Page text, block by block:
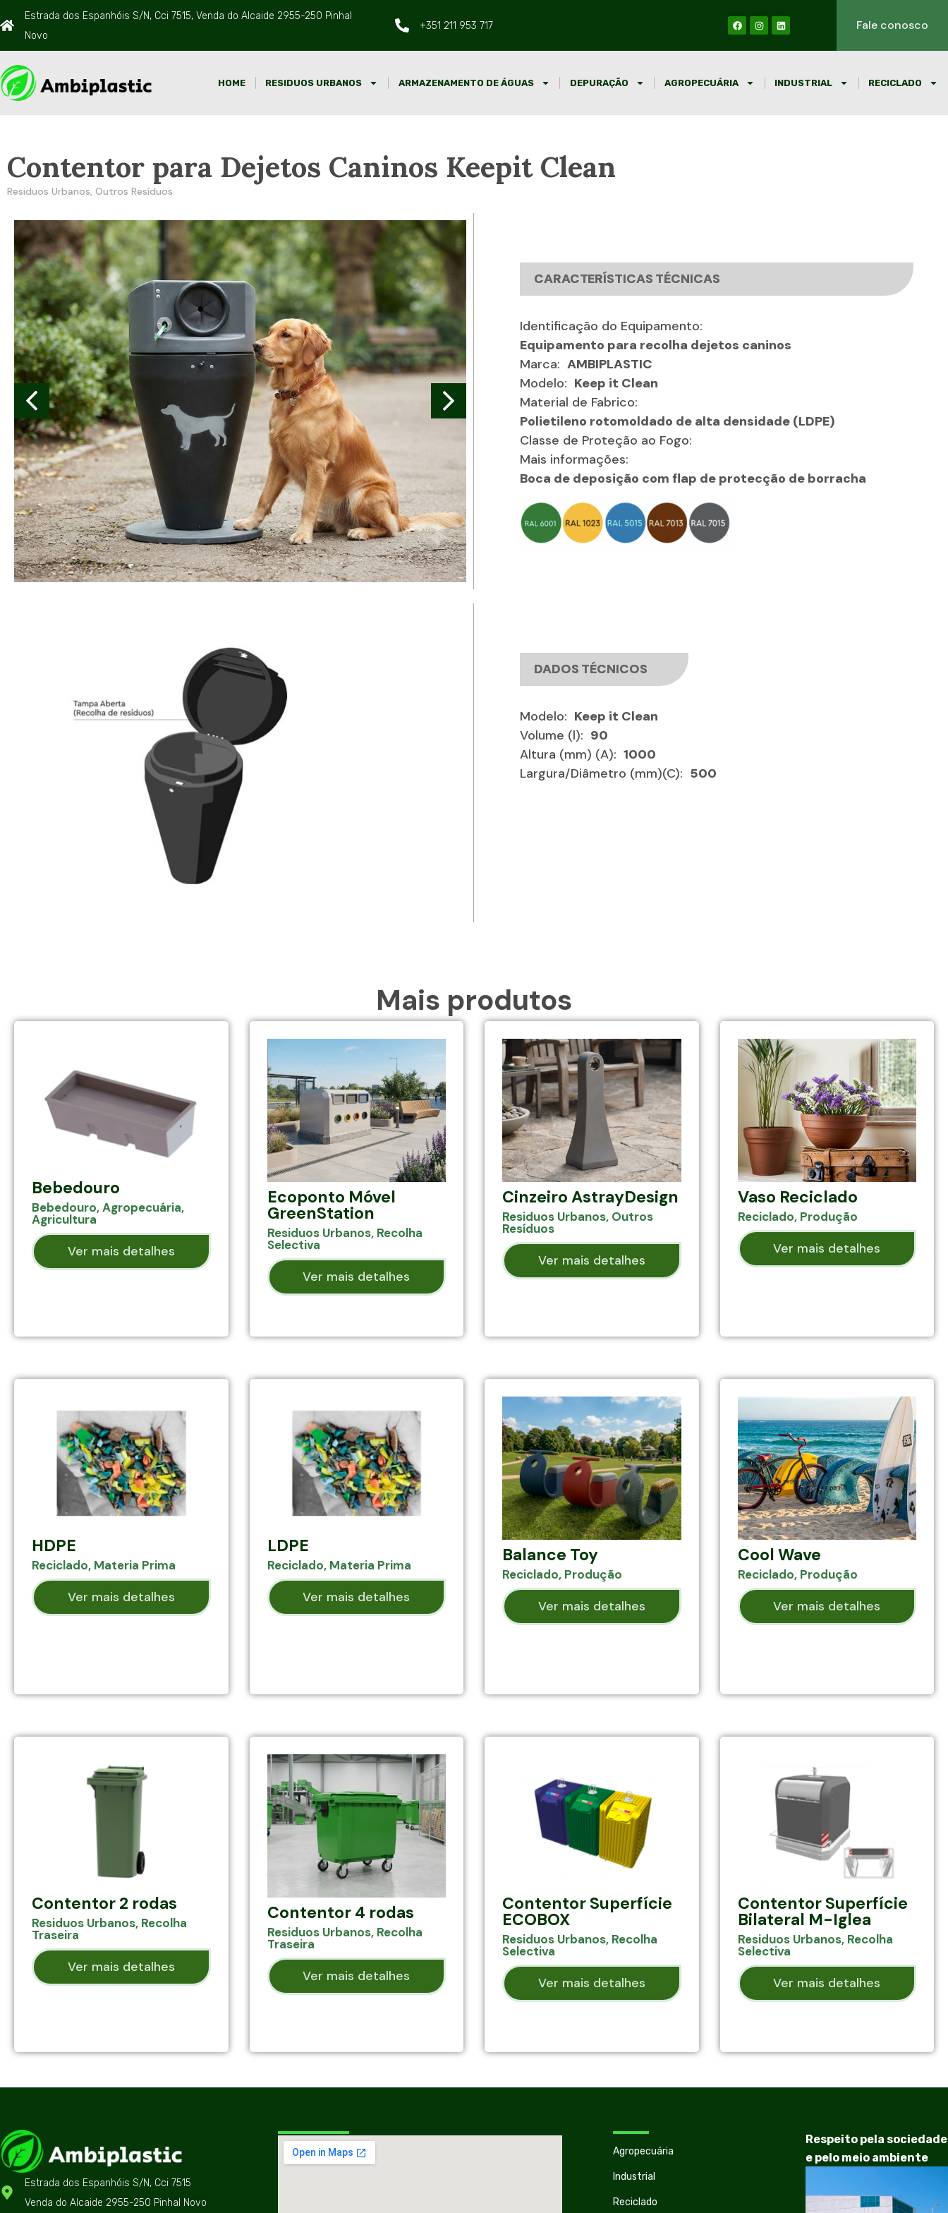
Estrada dos Espanhóis S/N, Cci 7515, Venda do Alcaide 2955-250 Pinhal
Novo
+351 211 953 717 Fale conosco
HOME RESIDUOS URBANOS ARMAZENAMENTO DE ÁGUAS DEPURAÇÃO AGROPECUÁRIA INDUSTRIAL RECICLADO
Contentor para Dejetos Caninos Keepit Clean
Residuos Urbanos, Outros Resíduos
CARACTERÍSTICAS TÉCNICAS
Identificação do Equipamento:
Equipamento para recolha dejetos caninos
Marca: AMBIPLASTIC
Modelo: Keep it Clean
Material de Fabrico:
Polietileno rotomoldado de alta densidade (LDPE)
Classe de Proteção ao Fogo:
Mais informações:
Boca de deposição com flap de protecção de borracha
DADOS TÉCNICOS
Modelo: Keep it Clean
Volume (l): 90
Altura (mm) (A): 1000
Largura/Diâmetro (mm)(C): 500
Mais produtos
Bebedouro
Bebedouro,Agropecuária,
Agricultura
Ver mais detalhes
Ecoponto Móvel
GreenStation
Residuos Urbanos, Recolha
Selectiva
Ver mais detalhes
Cinzeiro AstrayDesign
Residuos Urbanos, Outros
Resíduos
Ver mais detalhes
Vaso Reciclado
Reciclado, Produção
Ver mais detalhes
HDPE
Reciclado, Materia Prima
Ver mais detalhes
LDPE
Reciclado, Materia Prima
Ver mais detalhes
Balance Toy
Reciclado, Produção
Ver mais detalhes
Cool Wave
Reciclado, Produção
Ver mais detalhes
Contentor 2 rodas
Residuos Urbanos, Recolha
Traseira
Ver mais detalhes
Contentor 4 rodas
Residuos Urbanos, Recolha
Traseira
Ver mais detalhes
Contentor Superfície
ECOBOX
Residuos Urbanos, Recolha
Selectiva
Ver mais detalhes
Contentor Superfície
Bilateral M-Iglea
Residuos Urbanos, Recolha
Selectiva
Ver mais detalhes
Estrada dos Espanhóis S/N, Cci 7515
Venda do Alcaide 2955-250 Pinhal Novo
Agropecuária
Industrial
Reciclado
Respeito pela sociedade
e pelo meio ambiente